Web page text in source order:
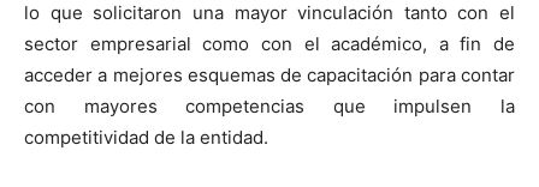
lo que solicitaron una mayor vinculación tanto con el
sector empresarial como con el académico, a fin de
acceder a mejores esquemas de capacitación para contar
con mayores competencias que impulsen la
competitividad de la entidad.